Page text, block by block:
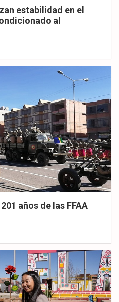
estabilidad en el
al
años de las FFAA